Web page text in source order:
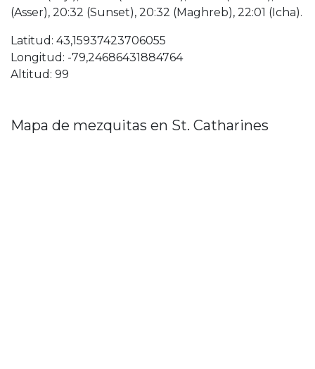
(Asser), 20:32 (Sunset), 20:32 (Maghreb), 22:01 (Icha).
Latitud: 43,15937423706055
Longitud: -79,24686431884764
Altitud: 99
Mapa de mezquitas en St. Catharines